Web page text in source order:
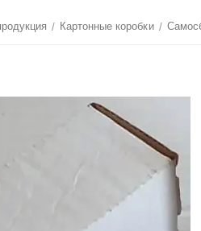
/ Картонные коробки /